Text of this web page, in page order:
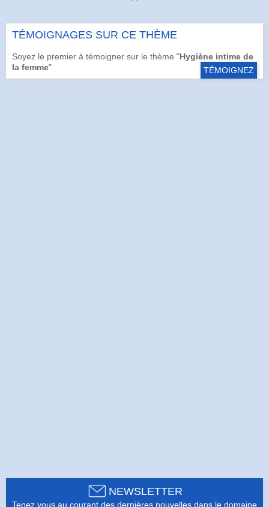
TÉMOIGNAGES SUR CE THÈME
Soyez le premier à témoigner sur le thème "Hygiène intime de
la femme" TÉMOIGNEZ
NEWSLETTER
Tenez vous au courant des dernières nouvelles dans le domaine